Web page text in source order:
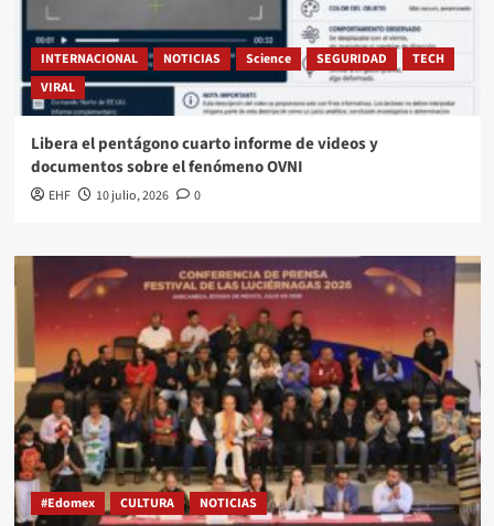
INTERNACIONAL NOTICIAS Science SEGURIDAD
TECH
VIRAL
Libera el pentágono cuarto informe de videos y
documentos sobre el fenómeno OVNI
EHF 10 julio, 2026 0
#Edomex CULTURA NOTICIAS